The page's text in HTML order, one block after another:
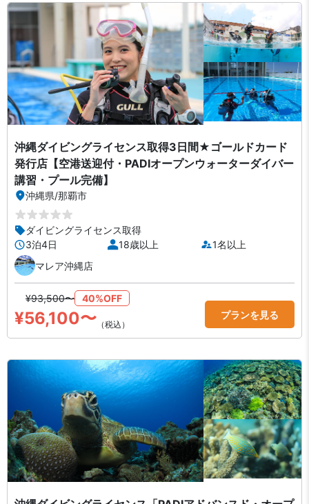
沖縄ダイビングライセンス取得3日間★ゴールドカード
発行店【空港送迎付・PADIオープンウォーターダイバー
講習・プール完備】
沖縄県/那覇市
ダイビングライセンス取得
3泊4日
18歳以上
1名以上
マレア沖縄店
¥93,500〜 40%OFF
¥56,100〜 （税込）
プランを見る